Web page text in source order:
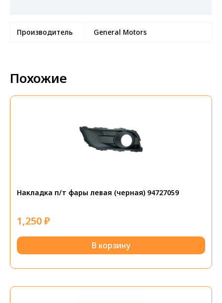
Производитель General Motors
Похожие
Накладка п/т фары левая (черная) 94727059
1,250₽
В корзину